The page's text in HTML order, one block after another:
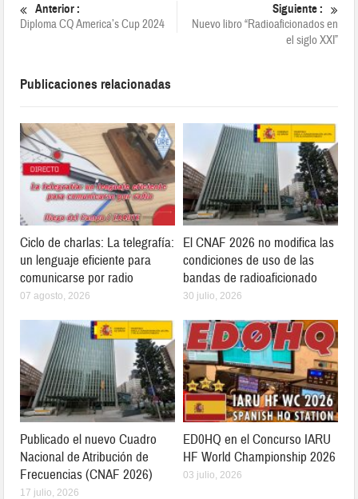
Anterior :
Diploma CQ America’s Cup 2024
Siguiente :
Nuevo libro “Radioaficionados en
el siglo XXI”
Publicaciones relacionadas
Ciclo de charlas: La telegrafía:
un lenguaje eficiente para
comunicarse por radio
07 agosto, 2026
El CNAF 2026 no modifica las
condiciones de uso de las
bandas de radioaficionado
30 julio, 2026
Publicado el nuevo Cuadro
Nacional de Atribución de
Frecuencias (CNAF 2026)
17 julio, 2026
ED0HQ en el Concurso IARU
HF World Championship 2026
03 julio, 2026